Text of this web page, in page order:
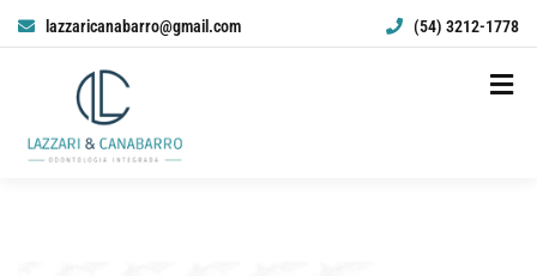
lazzaricanabarro@gmail.com (54) 3212-1778